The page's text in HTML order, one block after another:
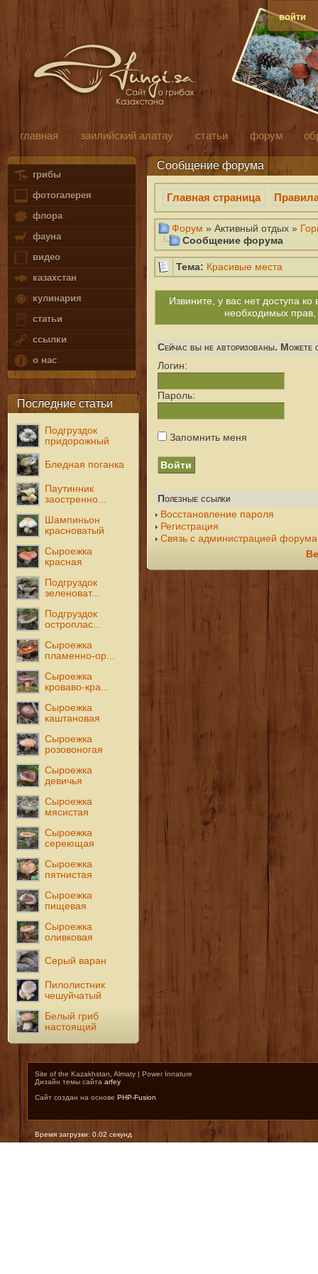
войти
главная заилийский алатау статьи форум
грибы
фотогалерея
флора
фауна
видео
казахстан
кулинария
статьи
ссылки
о нас
Последние статьи
Подгруздок
придорожный
Бледная поганка
Паутинник
заостренно...
Шампиньон
красноватый
Сыроежка
красная
Подгруздок
зеленоват...
Подгруздок
остроплас...
Сыроежка
пламенно-ор...
Сыроежка
кроваво-кра...
Сыроежка
каштановая
Сыроежка
розовоногая
Сыроежка
девичья
Сыроежка
мясистая
Сыроежка
сереющая
Сыроежка
пятнистая
Сыроежка
пищевая
Сыроежка
оливковая
Серый варан
Пилолистник
чешуйчатый
Белый гриб
настоящий
Сообщение форума
Главная страница
Форум » Активный отдых »
Сообщение форума
Тема: Красивые места
Извините, у вас нет доступа
необходимых прав,
Сейчас вы не авторизованы. Можете
Логин:
Пароль:
Запомнить меня
Полезные ссылки
Восстановление пароля
Регистрация
Связь с администрацией форума
Site of the Kazakhstan, Almaty | Power Innature
Дизайн темы сайта arfey
Сайт создан на основе PHP-Fusion
Время загрузки: 0.02 секунд